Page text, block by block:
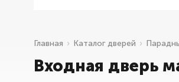
Входная дверь
Главная Каталог дверей